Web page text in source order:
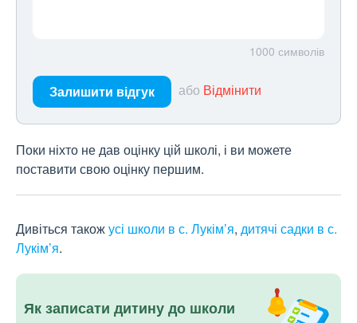
1000 символів
Залишити відгук або Відмінити
Поки ніхто не дав оцінку цій школі, і ви можете
поставити свою оцінку першим.
Дивіться такожусі школи в с. Лукім’я, дитячі садки в с.
Лукім’я.
Як записати дитину до школи